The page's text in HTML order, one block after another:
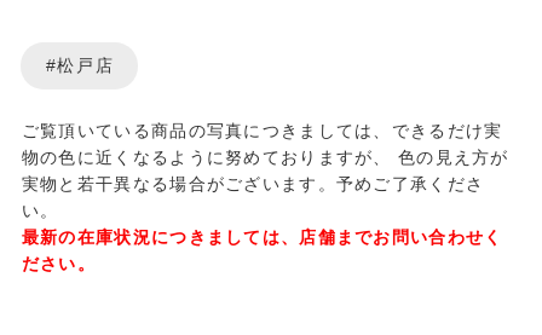
#松戸店
ご覧頂いている商品の写真につきましては、できるだけ実
物の色に近くなるように努めておりますが、
色の見え方が
実物と若干異なる場合がございます。予めご了承くださ
い。
最新の在庫状況につきましては、店舗までお問い合わせく
ださい。